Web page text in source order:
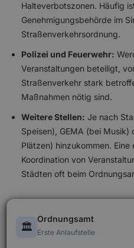
Halteverbotszonen. Häufig
Genehmigungsbehörde im
Straßenverkehrsordnung.
Polizei und Feuerwehr:
Veranstaltungen beteiligt,
Straßenverkehr stark
Maßnahmen nötig sind.
Weitere Stellen: Je nach
Speisen), GEMA (bei
Plätzen) hinzukommen.
Koordination von
Städten oft beim
🏛️
Ordnungsamt
Erste Anlaufstelle